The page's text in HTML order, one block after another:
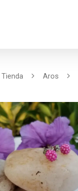
Tienda Aros